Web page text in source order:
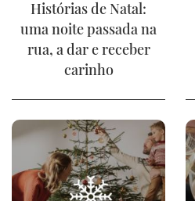
Histórias de Natal:
uma noite passada na
rua, a dar e receber
carinho